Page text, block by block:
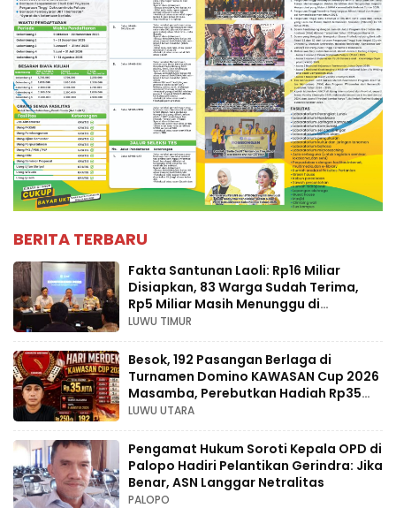
BERITA TERBARU
Fakta Santunan Laoli: Rp16 Miliar
Disiapkan, 83 Warga Sudah Terima,
Rp5 Miliar Masih Menunggu di
Pengadilan
LUWU TIMUR
Besok, 192 Pasangan Berlaga di
Turnamen Domino KAWASAN Cup 2026
Masamba, Perebutkan Hadiah Rp35
Juta
LUWU UTARA
Pengamat Hukum Soroti Kepala OPD di
Palopo Hadiri Pelantikan Gerindra: Jika
Benar, ASN Langgar Netralitas
PALOPO